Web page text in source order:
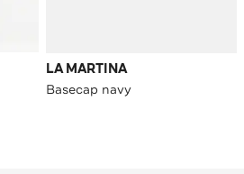
LA MARTINA
Basecap navy